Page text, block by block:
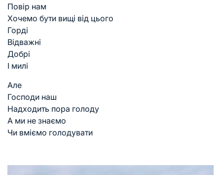
Повір нам
Хочемо бути вищі від цього
Горді
Відважні
Добрі
І милі
Але
Господи наш
Надходить пора голоду
А ми не знаємо
Чи вміємо голодувати